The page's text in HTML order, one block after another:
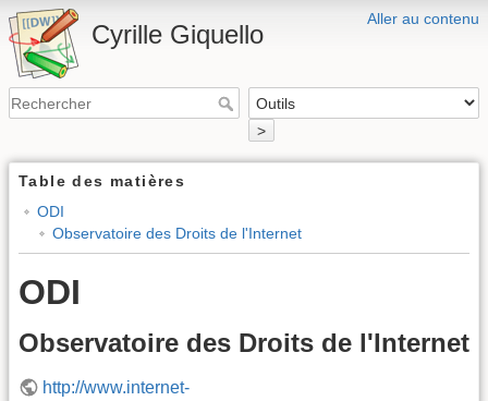
Aller au contenu
Cyrille Giquello
>
Table des matières
ODI
Observatoire des Droits de l'Internet
ODI
Observatoire des Droits de l'Internet
http://www.internet-